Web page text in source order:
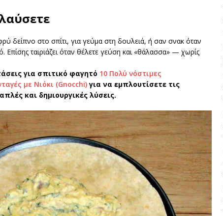
δείπνο στο σπίτι, για γεύμα στη δουλειά, ή σαν σνακ όταν
Επίσης ταιριάζει όταν θέλετε γεύση και «θάλασσα» — χωρίς
για σπιτικό φαγητό 10 Πολύ νόστιμες
με Νιόκι (Gnocchi)για να εμπλουτίσετε τις
και δημιουργικές λύσεις.